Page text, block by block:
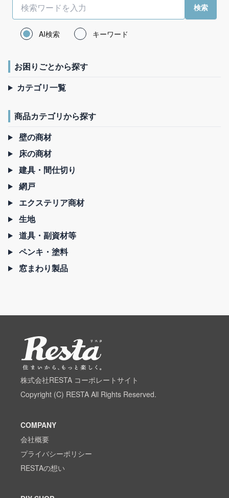
AI検索 キーワード
お困りごとから探す
カテゴリ一覧
商品カテゴリから探す
壁の商材
床の商材
建具・間仕切り
網戸
エクステリア商材
生地
道具・副資材等
ペンキ・塗料
窓まわり製品
株式会社RESTA コーポレートサイト
Copyright (C) RESTA All Rights Reserved.
COMPANY
会社概要
プライバシーポリシー
RESTAの想い